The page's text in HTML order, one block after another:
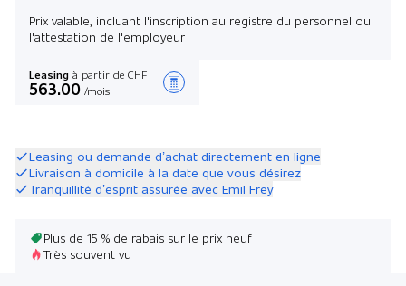
Prix valable, incluant l'inscription au registre du personnel ou
l'attestation de l'employeur
Leasing à partir de CHF
563.00 /mois
Leasing ou demande d’achat directement en ligne
Livraison à domicile à la date que vous désirez
Tranquillité d’esprit assurée avec Emil Frey
Plus de 15 % de rabais sur le prix neuf
Très souvent vu